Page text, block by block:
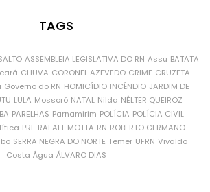
TAGS
ASSEMBLEIA LEGISLATIVA DO RN Assu BATATA
CHUVA CORONEL AZEVEDO CRIME CRUZETA
Governo do RN HOMICÍDIO INCÊNDIO JARDIM DE
LULA Mossoró NATAL Nilda NÉLTER QUEIROZ
PARELHAS Parnamirim POLÍCIA POLÍCIA CIVIL
PRF RAFAEL MOTTA RN ROBERTO GERMANO
SERRA NEGRA DO NORTE Temer UFRN Vivaldo
Costa Água ÁLVARO DIAS